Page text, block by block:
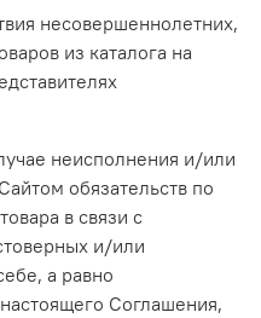
несовершеннолетних,
из каталога на
неисполнения и/или
обязательств по
в связи с
и/или
а равно
Соглашения,